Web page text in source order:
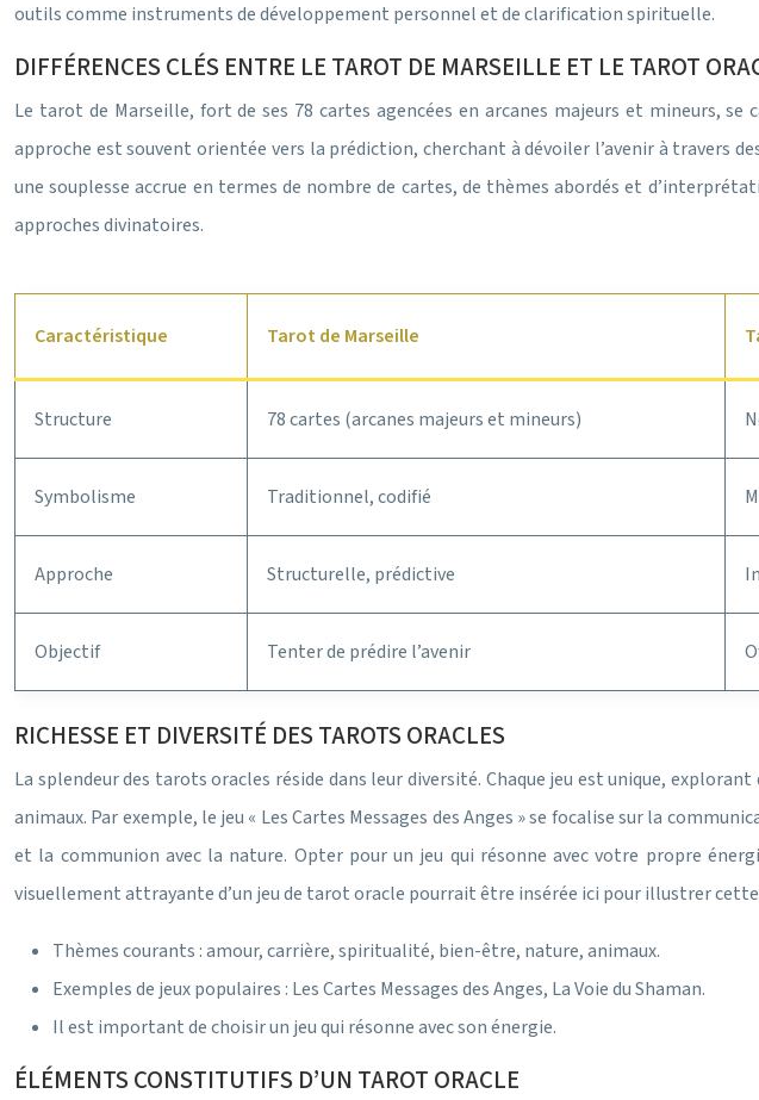
outils comme instruments de développement personnel et de clarification spirituelle.
DIFFÉRENCES CLÉS ENTRE LE TAROT DE MARSEILLE ET LE TAROT
Le tarot de Marseille, fort de ses 78 cartes agencées en arcanes majeurs et mineurs,
approche est souvent orientée vers la prédiction, cherchant à dévoiler l’avenir à travers
une souplesse accrue en termes de nombre de cartes, de thèmes abordés et
approches divinatoires.
Caractéristique Tarot de Marseille
Structure 78 cartes (arcanes majeurs et mineurs)
Symbolisme Traditionnel, codifié
Approche Structurelle, prédictive
Objectif Tenter de prédire l’avenir
RICHESSE ET DIVERSITÉ DES TAROTS ORACLES
La splendeur des tarots oracles réside dans leur diversité. Chaque jeu est unique,
animaux. Par exemple, le jeu « Les Cartes Messages des Anges » se focalise sur la
et la communion avec la nature. Opter pour un jeu qui résonne avec votre propre
visuellement attrayante d’un jeu de tarot oracle pourrait être insérée ici pour illustrer
Thèmes courants : amour, carrière, spiritualité, bien-être, nature, animaux.
Exemples de jeux populaires : Les Cartes Messages des Anges, La Voie du Shaman.
Il est important de choisir un jeu qui résonne avec son énergie.
ÉLÉMENTS CONSTITUTIFS D’UN TAROT ORACLE